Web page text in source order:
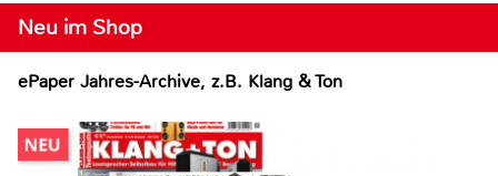
Neu im Shop
ePaper Jahres-Archive, z.B. Klang & Ton